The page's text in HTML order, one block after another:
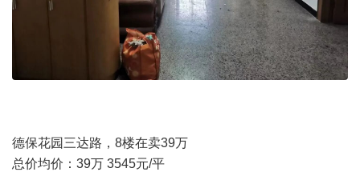
德保花园三达路，8楼在卖39万
总价均价：39万 3545元/平